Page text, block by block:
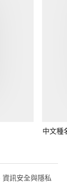
中文種
訊安全與隱私